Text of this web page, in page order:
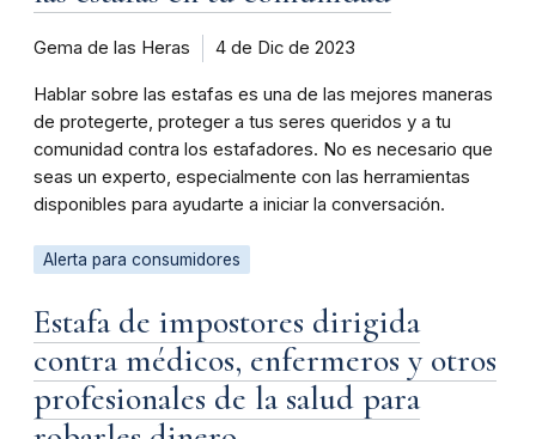
Gema de las Heras 4 de Dic de 2023
Hablar sobre las estafas es una de las mejores maneras
de protegerte, proteger a tus seres queridos y a tu
comunidad contra los estafadores. No es necesario que
seas un experto, especialmente con las herramientas
disponibles para ayudarte a iniciar la conversación.
Alerta para consumidores
Estafa de impostores dirigida
contra médicos, enfermeros y otros
profesionales de la salud para